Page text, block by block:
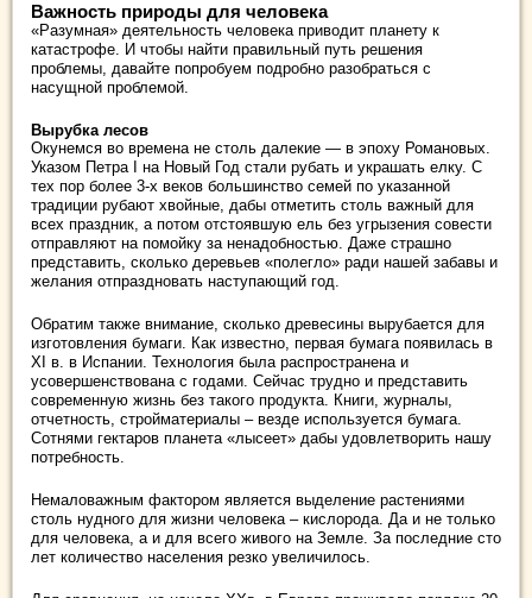
Важность природы для человека
«Разумная» деятельность человека приводит планету к
катастрофе. И чтобы найти правильный путь решения
проблемы, давайте попробуем подробно разобраться с
насущной проблемой.
Вырубка лесов
Окунемся во времена не столь далекие — в эпоху Романовых.
Указом Петра I на Новый Год стали рубать и украшать елку. С
тех пор более 3-х веков большинство семей по указанной
традиции рубают хвойные, дабы отметить столь важный для
всех праздник, а потом отстоявшую ель без угрызения совести
отправляют на помойку за ненадобностью. Даже страшно
представить, сколько деревьев «полегло» ради нашей забавы и
желания отпраздновать наступающий год.
Обратим также внимание, сколько древесины вырубается для
изготовления бумаги. Как известно, первая бумага появилась в
XI в. в Испании. Технология была распространена и
усовершенствована с годами. Сейчас трудно и представить
современную жизнь без такого продукта. Книги, журналы,
отчетность, стройматериалы – везде используется бумага.
Сотнями гектаров планета «лысеет» дабы удовлетворить нашу
потребность.
Немаловажным фактором является выделение растениями
столь нудного для жизни человека – кислорода. Да и не только
для человека, а и для всего живого на Земле. За последние сто
лет количество населения резко увеличилось.